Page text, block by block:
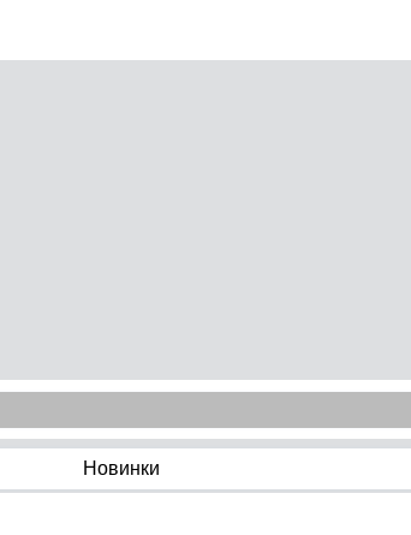
Новинки